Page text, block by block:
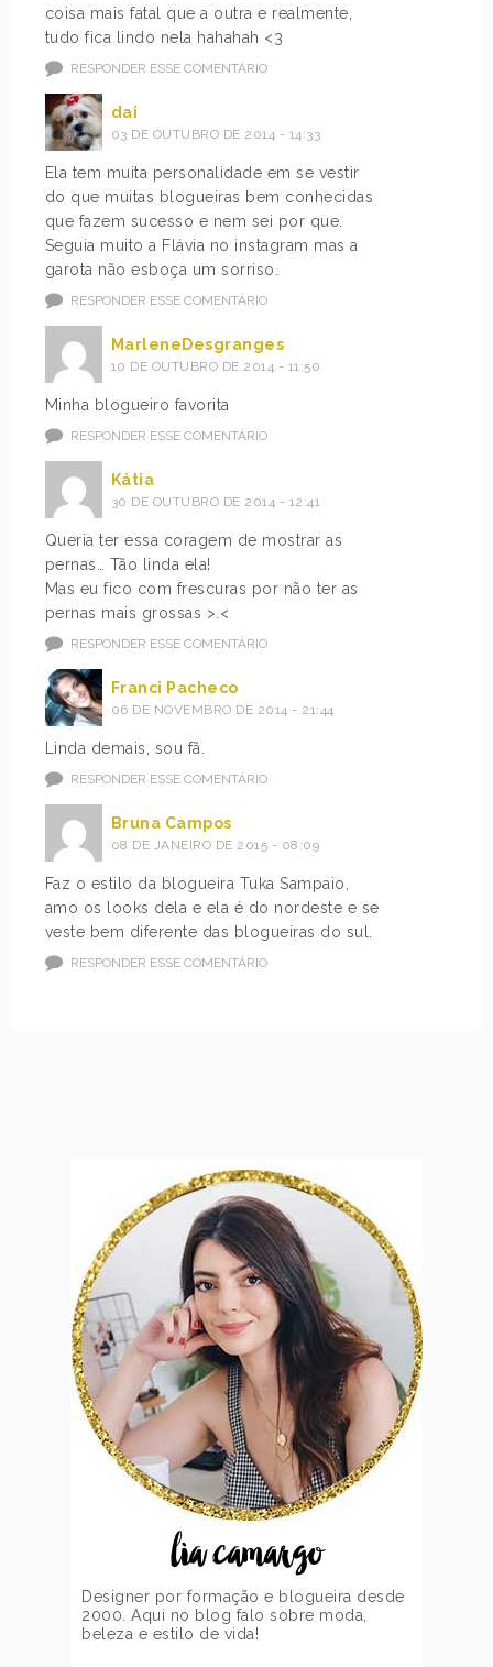
coisa mais fatal que a outra e realmente,
tudo fica lindo nela hahahah <3
RESPONDER ESSE COMENTÁRIO
dai
03 DE OUTUBRO DE 2014 - 14:33
Ela tem muita personalidade em se vestir
do que muitas blogueiras bem conhecidas
que fazem sucesso e nem sei por que.
Seguia muito a Flávia no instagram mas a
garota não esboça um sorriso.
RESPONDER ESSE COMENTÁRIO
MarleneDesgranges
10 DE OUTUBRO DE 2014 - 11:50
Minha blogueiro favorita
RESPONDER ESSE COMENTÁRIO
Kátia
30 DE OUTUBRO DE 2014 - 12:41
Queria ter essa coragem de mostrar as
pernas… Tão linda ela!
Mas eu fico com frescuras por não ter as
pernas mais grossas >.<
RESPONDER ESSE COMENTÁRIO
Franci Pacheco
06 DE NOVEMBRO DE 2014 - 21:44
Linda demais, sou fã.
RESPONDER ESSE COMENTÁRIO
Bruna Campos
08 DE JANEIRO DE 2015 - 08:09
Faz o estilo da blogueira Tuka Sampaio,
amo os looks dela e ela é do nordeste e se
veste bem diferente das blogueiras do sul.
RESPONDER ESSE COMENTÁRIO
lia camargo
Designer por formação e blogueira desde
2000. Aqui no blog falo sobre moda,
beleza e estilo de vida!